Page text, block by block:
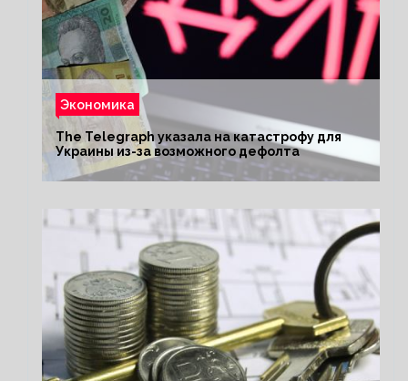
Экономика
The Telegraph указала на катастрофу для
Украины из-за возможного дефолта